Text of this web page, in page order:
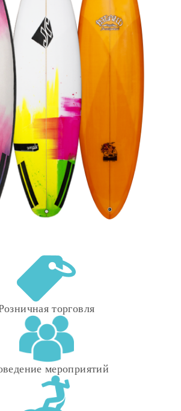
торговля
мероприятий